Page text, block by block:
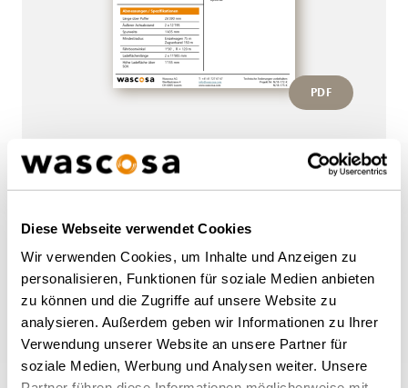
Diese Webseite verwendet Cookies
Wir verwenden Cookies, um Inhalte und Anzeigen zu
personalisieren, Funktionen für soziale Medien anbieten
zu können und die Zugriffe auf unsere Website zu
analysieren. Außerdem geben wir Informationen zu Ihrer
Verwendung unserer Website an unsere Partner für
soziale Medien, Werbung und Analysen weiter. Unsere
PDF
Typ
ZURÜCK ZUR ÜBERSICHT